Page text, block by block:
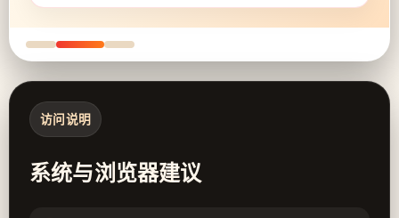
访问说明
系统与浏览器建议